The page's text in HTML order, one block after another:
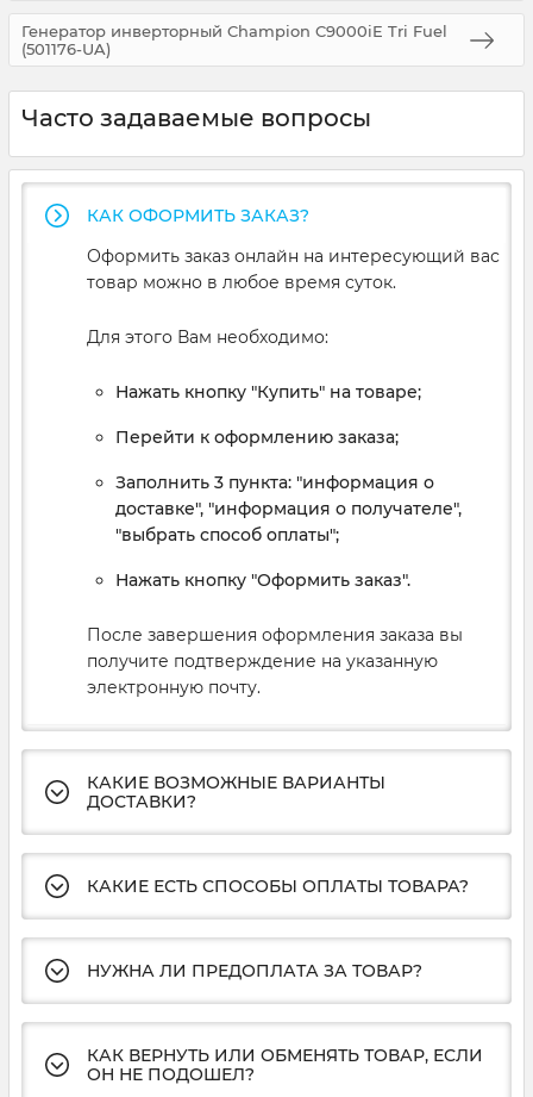
Генератор инверторный Champion C9000iE Tri Fuel
(501176-UA)
Часто задаваемые вопросы
КАК ОФОРМИТЬ ЗАКАЗ?
Оформить заказ онлайн на интересующий вас
товар можно в любое время суток.
Для этого Вам необходимо:
Нажать кнопку "Купить" на товаре;
Перейти к оформлению заказа;
Заполнить 3 пункта: "информация о
доставке", "информация о получателе",
"выбрать способ оплаты";
Нажать кнопку "Оформить заказ".
После завершения оформления заказа вы
получите подтверждение на указанную
электронную почту.
КАКИЕ ВОЗМОЖНЫЕ ВАРИАНТЫ
ДОСТАВКИ?
КАКИЕ ЕСТЬ СПОСОБЫ ОПЛАТЫ ТОВАРА?
НУЖНА ЛИ ПРЕДОПЛАТА ЗА ТОВАР?
КАК ВЕРНУТЬ ИЛИ ОБМЕНЯТЬ ТОВАР, ЕСЛИ
ОН НЕ ПОДОШЕЛ?